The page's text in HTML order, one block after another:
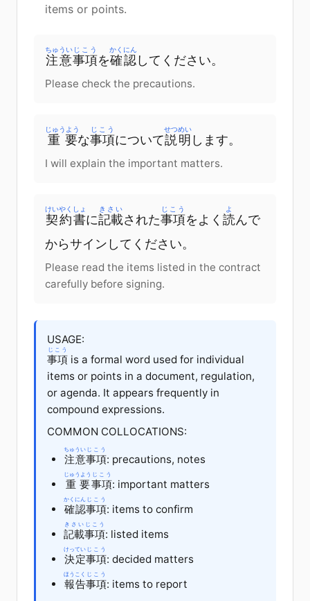
items or points.
注意
ちゅうい
事項
じこう
を確認
かくにん
してください。
Please check the precautions.
重要
じゅうよう
な事項
じこう
について説明
せつめい
します。
I will explain the important matters.
契約書
けいやくしょ
に記載
きさい
された事項
じこう
をよく 読
よ
んで
からサインしてください。
Please read the items listed in the contract
carefully before signing.
USAGE:
事項
じこう
is a formal word used for individual
items or points in a document, regulation,
or agenda. It appears frequently in
compound expressions.
COMMON COLLOCATIONS:
注意
ちゅうい
事項
じこう
: precautions, notes
重要
じゅうよう
事項
じこう
: important matters
確認
かくにん
事項
じこう
: items to confirm
記載
きさい
事項
じこう
: listed items
決定
けってい
事項
じこう
: decided matters
報告
ほうこく
事項
じこう
: items to report